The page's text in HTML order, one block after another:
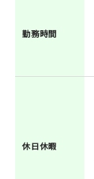
勤務時間
休日休暇